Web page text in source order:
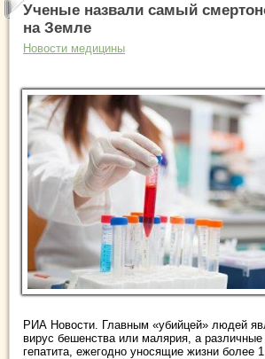
Ученые назвали самый
на Земле
Новости медицины
РИА Новости. Главным «убийцей» людей
вирус бешенства или малярия, а
гепатита, ежегодно уносящие жизни более